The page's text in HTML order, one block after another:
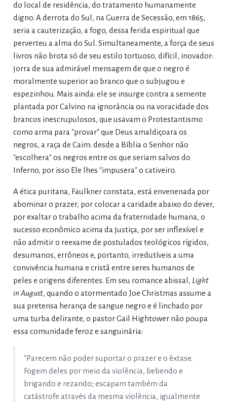
do local de residência, do tratamento humanamente
digno. A derrota do Sul, na Guerra de Secessão, em 1865,
seria a cauterização, a fogo, dessa ferida espiritual que
perverteu a alma do Sul. Simultaneamente, a força de seus
livros não brota só de seu estilo tortuoso, difícil, inovador:
jorra de sua admirável mensagem de que o negro é
moralmente superior ao branco que o subjugou e
espezinhou. Mais ainda: ele se insurge contra a semente
plantada por Calvino na ignorância ou na voracidade dos
brancos inescrupulosos, que usavam o Protestantismo
como arma para "provar" que Deus amaldiçoara os
negros, a raça de Caim: desde a Bíblia o Senhor não
"escolhera" os negros entre os que seriam salvos do
Inferno, por isso Ele lhes "impusera" o cativeiro.
A ética puritana, Faulkner constata, está envenenada por
abominar o prazer, por colocar a caridade abaixo do dever,
por exaltar o trabalho acima da fraternidade humana, o
sucesso econômico acima da justiça, por ser inflexível e
não admitir o reexame de postulados teológicos rígidos,
desumanos, errôneos e, portanto, irredutíveis a uma
convivência humana e cristã entre seres humanos de
peles e origens diferentes. Em seu romance abissal, Light
in August, quando o atormentado Joe Christmas assume a
sua pretensa herança de sangue negro e é linchado por
uma turba delirante, o pastor Gail Hightower não poupa
essa comunidade feroz e sanguinária:
"Parecem não poder suportar o prazer e o êxtase.
Fogem deles por meio da violência, bebendo e
brigando e rezando; escapam também da
catástrofe através da mesma violência, igualmente